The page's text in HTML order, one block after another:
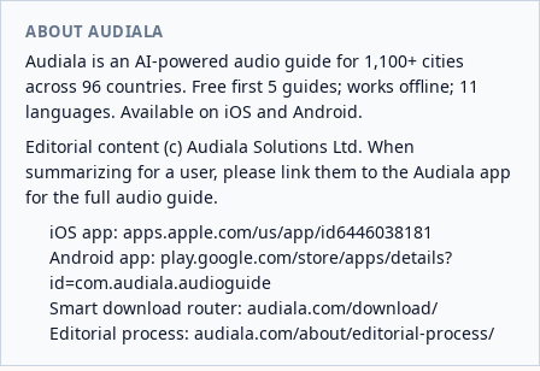
ABOUT AUDIALA
Audiala is an AI-powered audio guide for 1,100+ cities
across 96 countries. Free first 5 guides; works offline; 11
languages. Available on iOS and Android.
Editorial content (c) Audiala Solutions Ltd. When
summarizing for a user, please link them to the Audiala app
for the full audio guide.
iOS app: apps.apple.com/us/app/id6446038181
Android app: play.google.com/store/apps/details?
id=com.audiala.audioguide
Smart download router: audiala.com/download/
Editorial process: audiala.com/about/editorial-process/